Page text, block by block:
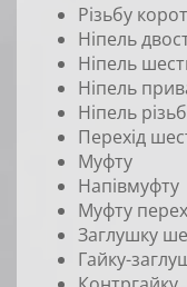
Різьбу
Ніпель
Ніпель
Ніпель
Ніпель
Перехід
Муфту
Напівмуфту
Муфту
Заглушку
Гайку-